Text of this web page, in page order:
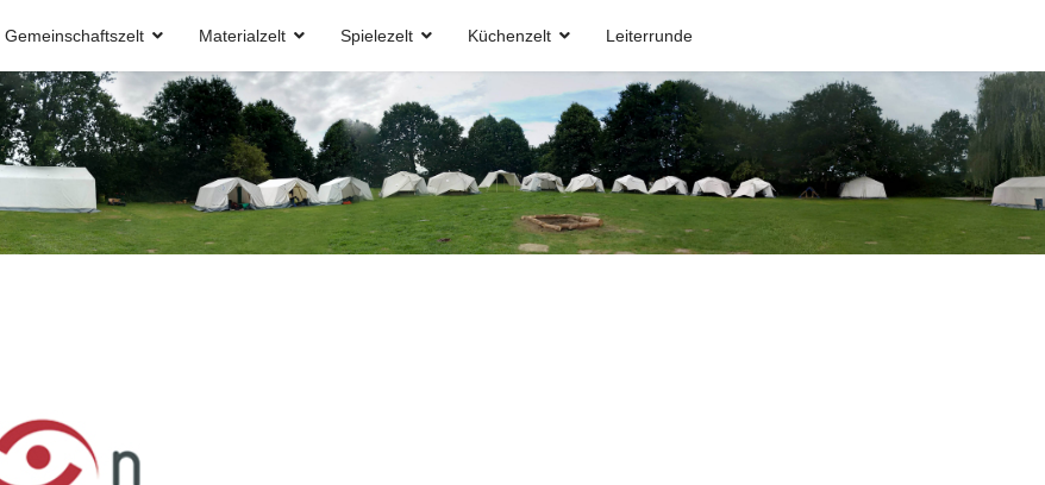
Gemeinschaftszelt Materialzelt Spielezelt Küchenzelt Leiterrunde